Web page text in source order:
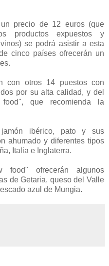
precio de 12 euros (que
productos expuestos y
se podrá asistir a esta
cinco países ofrecerán un
con otros 14 puestos con
por su alta calidad, y del
food", que recomienda la
ibérico, pato y sus
ahumado y diferentes tipos
Italia e Inglaterra.
food" ofrecerán algunos
de Getaria, queso del Valle
azul de Mungia.